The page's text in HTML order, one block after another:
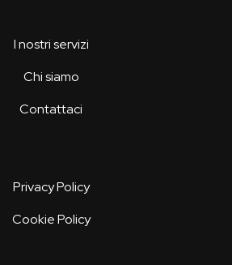
I nostri servizi
Chi siamo
Contattaci
Privacy Policy
Cookie Policy